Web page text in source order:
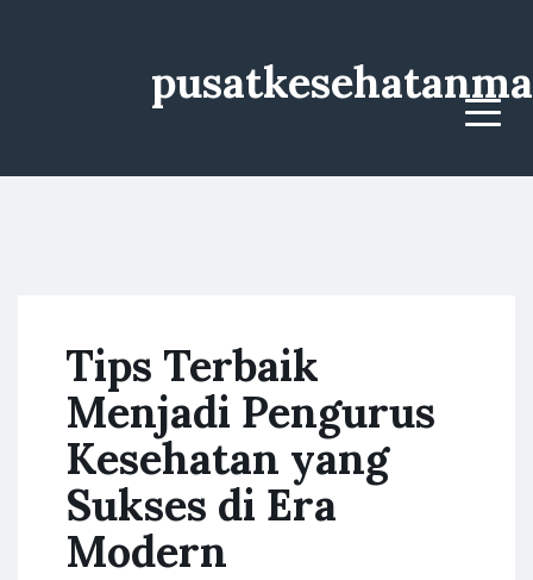
Menu
Tips Terbaik
Menjadi Pengurus
Kesehatan yang
Sukses di Era
Modern